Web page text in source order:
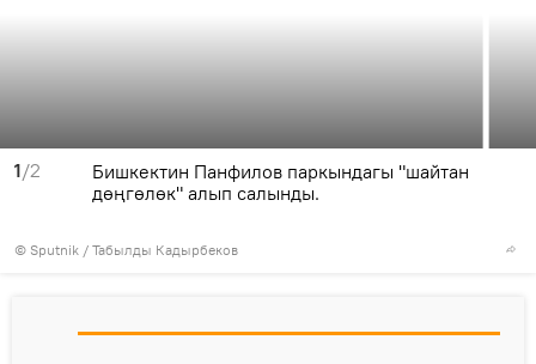
1/2
© Sputnik / Табылды Кадырбеков
Бишкектин Панфилов паркындагы "шайтан
дөңгөлөк" алып салынды.